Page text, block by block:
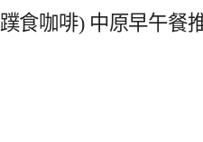
食咖啡) 中原早午餐